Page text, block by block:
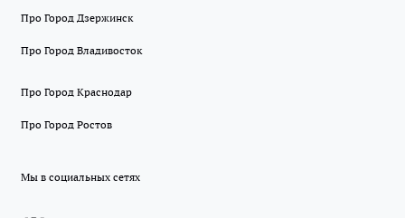
Про Город Дзержинск
Про Город Владивосток
Про Город Краснодар
Про Город Ростов
Мы в социальных сетях